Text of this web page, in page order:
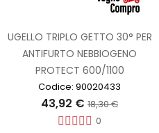
UGELLO TRIPLO GETTO 30° PER
ANTIFURTO NEBBIOGENO
PROTECT 600/1100
Codice: 90020433
43,92 € 18,30 €
0